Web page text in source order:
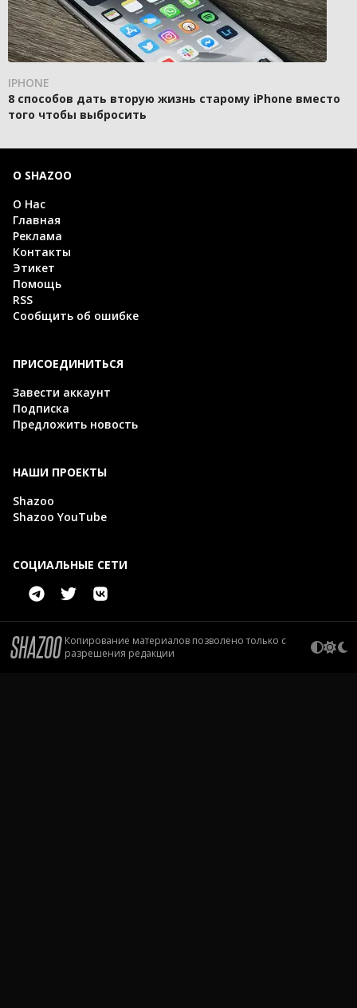
IPHONE
8 способов дать вторую жизнь старому iPhone вместо
того чтобы выбросить
О SHAZOO
О Нас
Главная
Реклама
Контакты
Этикет
Помощь
RSS
Сообщить об ошибке
ПРИСОЕДИНИТЬСЯ
Завести аккаунт
Подписка
Предложить новость
НАШИ ПРОЕКТЫ
Shazoo
Shazoo YouTube
СОЦИАЛЬНЫЕ СЕТИ
Копирование материалов позволено только с
разрешения редакции